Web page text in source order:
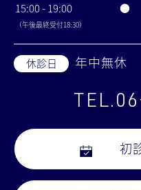
15:00 - 19:00
（午後最終受付18:30）
●
休診日 年中無休
初